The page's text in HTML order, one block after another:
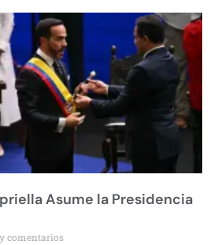
Asume la Presidencia
comentarios